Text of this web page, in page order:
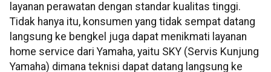
layanan perawatan dengan standar kualitas tinggi.
Tidak hanya itu, konsumen yang tidak sempat datang
langsung ke bengkel juga dapat menikmati layanan
home service dari Yamaha, yaitu SKY (Servis Kunjung
Yamaha) dimana teknisi dapat datang langsung ke